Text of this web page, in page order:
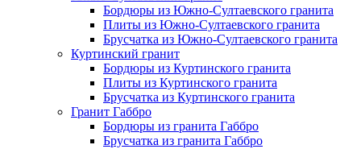
Бордюры из Южно-Султаевского гранита
Плиты из Южно-Султаевского гранита
Брусчатка из Южно-Султаевского гранита
Куртинский гранит
Бордюры из Куртинского гранита
Плиты из Куртинского гранита
Брусчатка из Куртинского гранита
Гранит Габбро
Бордюры из гранита Габбро
Брусчатка из гранита Габбро